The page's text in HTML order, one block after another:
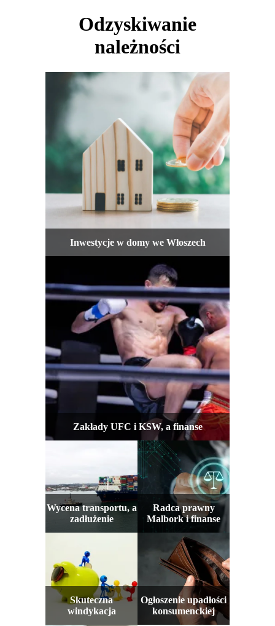
Odzyskiwanie
należności
Inwestycje w domy we Włoszech
Zakłady UFC i KSW, a finanse
Wycena transportu, a
zadłużenie
Radca prawny
Malbork i finanse
Skuteczna
windykacja
Ogłoszenie upadłości
konsumenckiej